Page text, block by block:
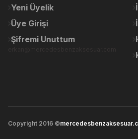
Bu ürüne benzer farklı alternatifler
Yeni Üyelik
Üye Girişi
Şifremi Unuttum
Copyright 2016 ©